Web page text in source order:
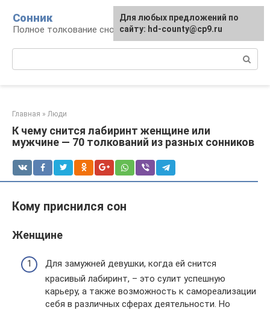
контенту
Сонник
Полное толкование снов
Главная » Люди
К чему снится лабиринт женщине или
мужчине — 70 толкований из разных сонников
Кому приснился сон
Женщине
Для замужней девушки, когда ей снится
красивый лабиринт, – это сулит успешную
карьеру, а также возможность к самореализации
себя в различных сферах деятельности. Но
Для любых предложений по
сайту: hd-county@cp9.ru